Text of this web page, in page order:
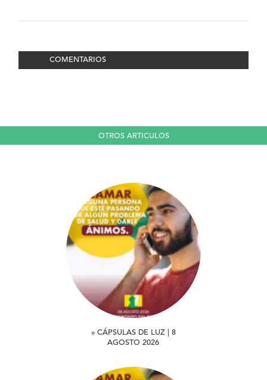
COMENTARIOS
OTROS ARTICULOS
» CÁPSULAS DE LUZ | 8
AGOSTO 2026